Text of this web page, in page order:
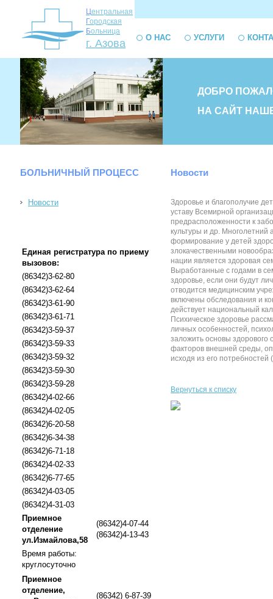
Центральная
Городская
Больница
г. Азова О НАС УСЛУГИ
ДОБРО
НА САЙТ
БОЛЬНИЧНЫЙ ПРОЦЕСС
Новости
Единая регистратура по приему
вызовов:
(86342)3-62-80
(86342)3-62-64
(86342)3-61-90
(86342)3-61-71
(86342)3-59-37
(86342)3-59-33
(86342)3-59-32
(86342)3-59-30
(86342)3-59-28
(86342)4-02-66
(86342)4-02-05
(86342)6-20-58
(86342)6-34-38
(86342)6-71-18
(86342)4-02-33
(86342)6-77-65
(86342)4-03-05
(86342)4-31-03
Приемное
отделение
ул.Измайлова,58
(86342)4-07-44
(86342)4-13-43
Время работы:
круглосуточно
Приемное
отделение,
(86342) 6-87-39
Новости
Здоровье и благополучие
уставу Всемирной
предрасположенности к
культуры и др. Многолетний
формирование у детей
злокачественными
нации является здоровая
Выработанные с годами в
здоровье, если они будут
отводится медицинским
включены обследования и
действует национальный
Психическое здоровье
личных особенностей,
заложить основы
факторов внешней среды,
исходя из его
Вернуться к списку